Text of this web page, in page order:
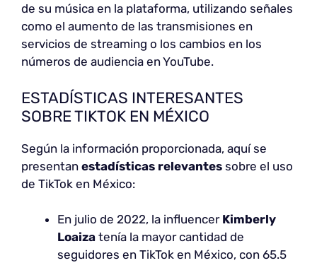
de su música en la plataforma, utilizando señales
como el aumento de las transmisiones en
servicios de streaming o los cambios en los
números de audiencia en YouTube.
ESTADÍSTICAS INTERESANTES
SOBRE TIKTOK EN MÉXICO
Según la información proporcionada, aquí se
presentan estadísticas relevantes sobre el uso
de TikTok en México:
En julio de 2022, la influencer Kimberly
Loaiza tenía la mayor cantidad de
seguidores en TikTok en México, con 65.5